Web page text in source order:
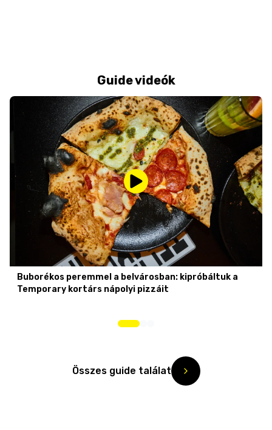
Guide videók
Buborékos peremmel a belvárosban: kipróbáltuk a
Temporary kortárs nápolyi pizzáit
Összes guide találat